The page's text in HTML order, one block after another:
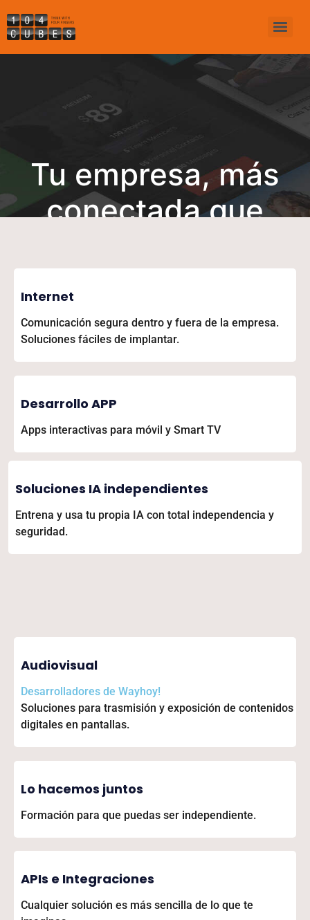
Tu empresa, más
conectada que
Internet
Comunicación segura dentro y fuera de la empresa.
Soluciones fáciles de implantar.
Desarrollo APP
Apps interactivas para móvil y Smart TV
Soluciones IA independientes
Entrena y usa tu propia IA con total independencia y
seguridad.
Audiovisual
Desarrolladores de Wayhoy!
Soluciones para trasmisión y exposición de contenidos
digitales en pantallas.
Lo hacemos juntos
Formación para que puedas ser independiente.
APIs e Integraciones
Cualquier solución es más sencilla de lo que te